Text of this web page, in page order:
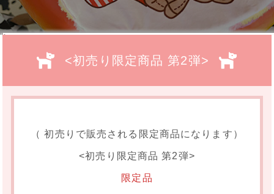
">
<初売り限定商品 第2弾>
（ 初売りで販売される限定商品になります）
<初売り限定商品 第2弾>
限定品